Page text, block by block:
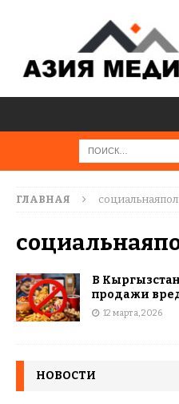
ГЛАВНАЯ
В
продажи
12 марта, 2026
НОВОСТИ